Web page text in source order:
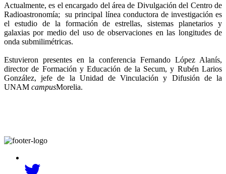
Actualmente, es el encargado del área de Divulgación del Centro de
Radioastronomía; su principal línea conductora de investigación es
el estudio de la formación de estrellas, sistemas planetarios y
galaxias por medio del uso de observaciones en las longitudes de
onda submilimétricas.
Estuvieron presentes en la conferencia Fernando López Alanís,
director de Formación y Educación de la Secum, y Rubén Larios
González, jefe de la Unidad de Vinculación y Difusión de la
UNAM campusMorelia.